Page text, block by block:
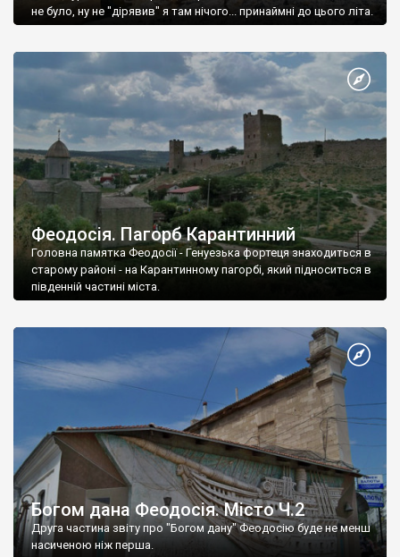
не було, ну не "дірявив" я там нічого... принаймні до цього літа.
Феодосія. Пагорб Карантинний
Головна памятка Феодосії - Генуезька фортеця знаходиться в
старому районі - на Карантинному пагорбі, який підноситься в
південній частині міста.
Богом дана Феодосія. Місто Ч.2
Друга частина звіту про "Богом дану" Феодосію буде не менш
насиченою ніж перша.